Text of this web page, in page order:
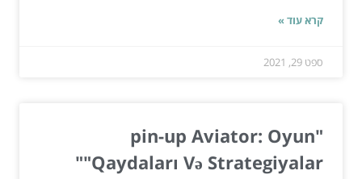
קרא עוד »
ספט 29, 2021
"pin-up Aviator: Oyun
Qaydaları Və Strategiyalar""